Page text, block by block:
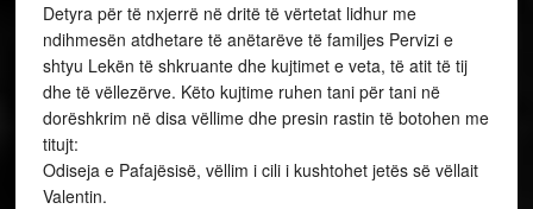
Detyra për të nxjerrë në dritë të vërtetat lidhur me
ndihmesën atdhetare të anëtarëve të familjes Pervizi e
shtyu Lekën të shkruante dhe kujtimet e veta, të atit të tij
dhe të vëllezërve. Këto kujtime ruhen tani për tani në
dorëshkrim në disa vëllime dhe presin rastin të botohen me
titujt:
Odiseja e Pafajësisë, vëllim i cili i kushtohet jetës së vëllait
Valentin.